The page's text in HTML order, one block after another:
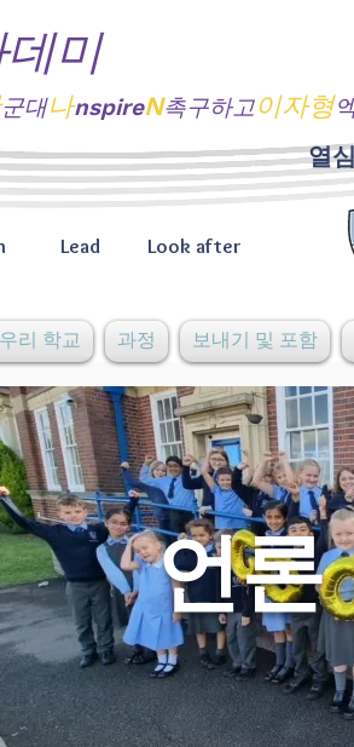
미
군대나nspireN촉구하고이자형
Lead Look after
열
우리 학교 과정 보내기 및 포함
언론